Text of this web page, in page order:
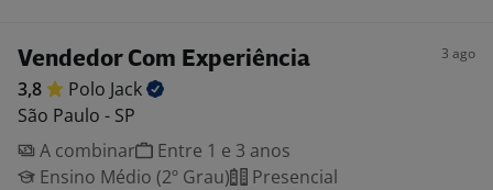
Vendedor Com Experiência 3 ago
3,8 Polo Jack
São Paulo - SP
A combinar
Entre 1 e 3 anos
Ensino Médio (2º Grau)
Presencial